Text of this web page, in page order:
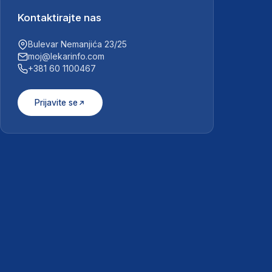
Kontaktirajte nas
Bulevar Nemanjića 23/25
moj@lekarinfo.com
+381 60 1100467
Prijavite se